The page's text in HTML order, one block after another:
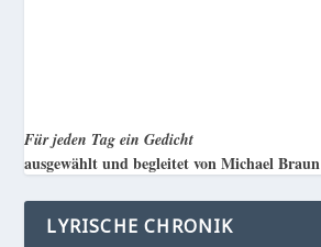
Für jeden Tag ein Gedicht
ausgewählt und begleitet von Michael Braun
LYRISCHE CHRONIK